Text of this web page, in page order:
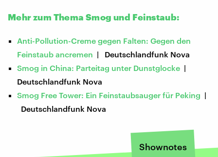
Mehr zum Thema Smog und Feinstaub:
Anti-Pollution-Creme gegen Falten: Gegen den
Feinstaub ancremen | Deutschlandfunk Nova
Smog in China: Parteitag unter Dunstglocke |
Deutschlandfunk Nova
Smog Free Tower: Ein Feinstaubsauger für Peking |
Deutschlandfunk Nova
Shownotes